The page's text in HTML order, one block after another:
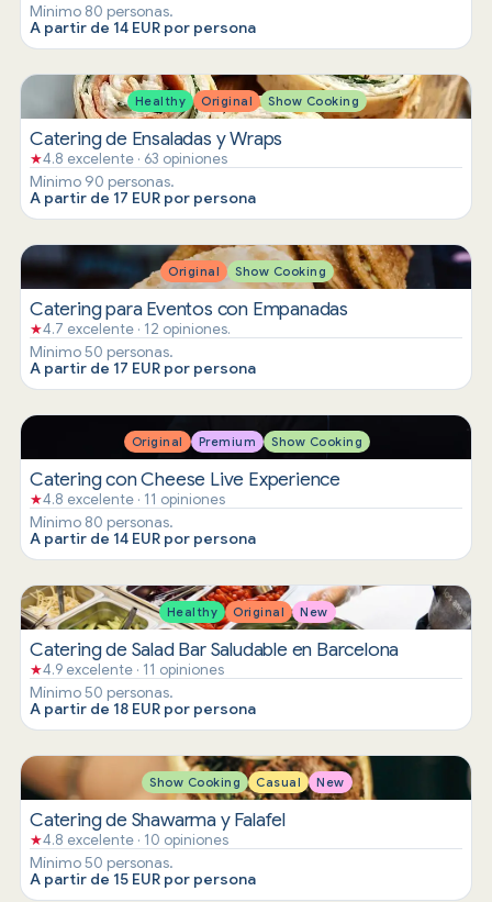
Mínimo 80 personas.
A partir de 14 EUR por persona
Healthy Original Show Cooking
Catering de Ensaladas y Wraps
★4.8 excelente · 63 opiniones
Mínimo 90 personas.
A partir de 17 EUR por persona
Original Show Cooking
Catering para Eventos con Empanadas
★4.7 excelente · 12 opiniones.
Mínimo 50 personas.
A partir de 17 EUR por persona
Original Premium Show Cooking
Catering con Cheese Live Experience
★4.8 excelente · 11 opiniones
Mínimo 80 personas.
A partir de 14 EUR por persona
Healthy Original New
Catering de Salad Bar Saludable en Barcelona
★4.9 excelente · 11 opiniones
Mínimo 50 personas.
A partir de 18 EUR por persona
Show Cooking Casual New
Catering de Shawarma y Falafel
★4.8 excelente · 10 opiniones
Mínimo 50 personas.
A partir de 15 EUR por persona